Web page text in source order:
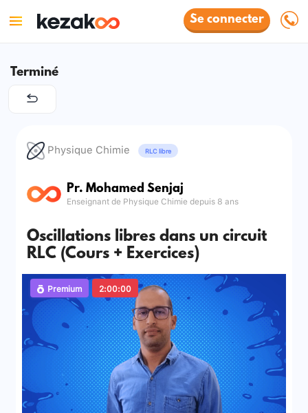
Se connecter
Terminé
Physique Chimie RLC libre
Pr. Mohamed Senjaj
Enseignant de Physique Chimie depuis 8 ans
Oscillations libres dans un circuit
RLC (Cours + Exercices)
Premium 2:00:00